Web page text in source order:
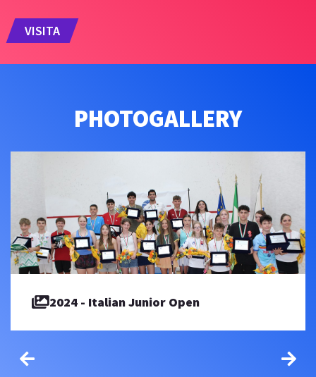
VISITA
PHOTOGALLERY
2024 - Italian Junior Open